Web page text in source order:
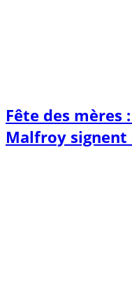
Fête des mères
Malfroy signent